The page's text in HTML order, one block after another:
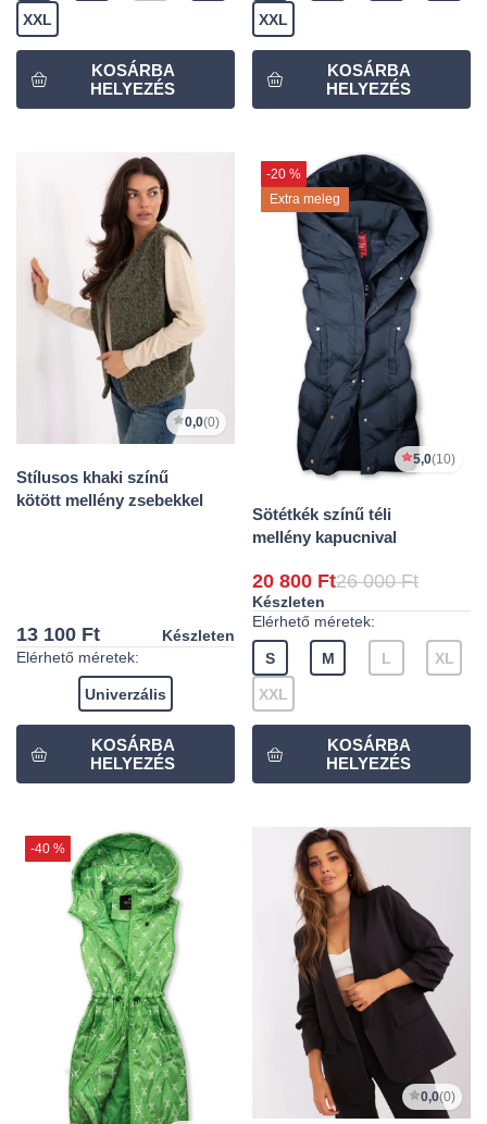
XXL XXL
0,0(0)
Stílusos khaki színű
kötött mellény zsebekkel
13 100 Ft
Készleten
Elérhető méretek:
Univerzális
-20 %
Extra meleg
5,0(10)
Sötétkék színű téli
mellény kapucnival
20 800 Ft26 000 Ft
Készleten
Elérhető méretek:
S M L XL
XXL
-40 %
0,0(0)